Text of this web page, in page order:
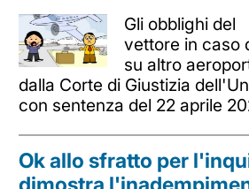
Gli obblighi del
vettore in caso
su altro
dalla Corte di Giustizia
con sentenza del 22 aprile
Ok allo sfratto per